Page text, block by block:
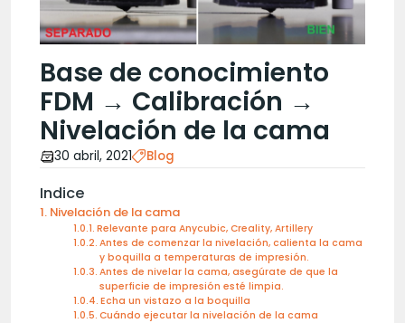
Base de conocimiento
FDM → Calibración →
Nivelación de la cama
30 abril, 2021 Blog
Indice
Nivelación de la cama
Relevante para Anycubic, Creality, Artillery
Antes de comenzar la nivelación, calienta la cama
y boquilla a temperaturas de impresión.
Antes de nivelar la cama, asegúrate de que la
superficie de impresión esté limpia.
Echa un vistazo a la boquilla
Cuándo ejecutar la nivelación de la cama